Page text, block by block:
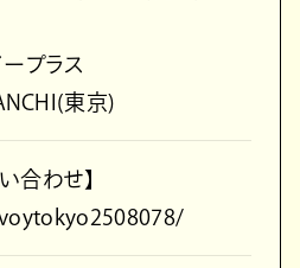
プラス
東京)
合わせ】